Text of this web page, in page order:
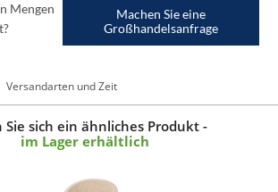
Mengen
Machen Sie eine
Großhandelsanfrage
Versandarten und Zeit
Sie sich ein ähnliches Produkt -
im Lager erhältlich